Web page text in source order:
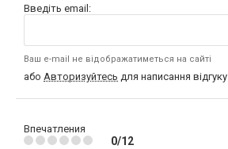
Введіть email:
Ваш e-mail не відображатиметься на сайті
або Авторизуйтесь для написання відгуку
Впечатления
0/12